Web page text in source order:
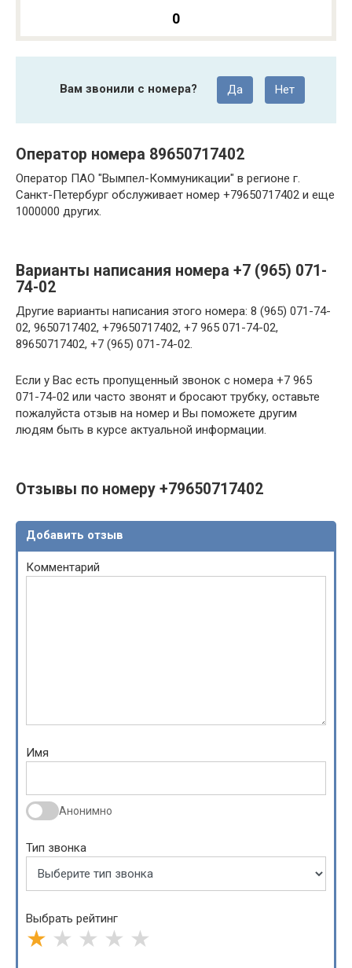
0
Вам звонили с номера? Да Нет
Оператор номера 89650717402
Оператор ПАО "Вымпел-Коммуникации" в регионе г.
Санкт-Петербург обслуживает номер +79650717402 и еще
1000000 других.
Варианты написания номера +7 (965) 071-
74-02
Другие варианты написания этого номера: 8 (965) 071-74-
02, 9650717402, +79650717402, +7 965 071-74-02,
89650717402, +7 (965) 071-74-02.
Если у Вас есть пропущенный звонок с номера +7 965
071-74-02 или часто звонят и бросают трубку, оставьте
пожалуйста отзыв на номер и Вы поможете другим
людям быть в курсе актуальной информации.
Отзывы по номеру +79650717402
Добавить отзыв
Комментарий
Имя
Анонимно
Тип звонка
Выбрать рейтинг
★ ★ ★ ★ ★